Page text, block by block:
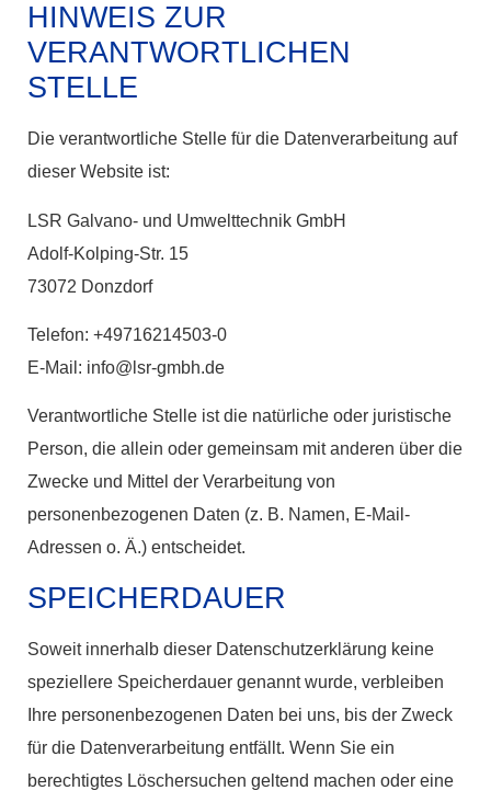
HINWEIS ZUR
VERANTWORTLICHEN
STELLE
Die verantwortliche Stelle für die Datenverarbeitung auf
dieser Website ist:
LSR Galvano- und Umwelttechnik GmbH
Adolf-Kolping-Str. 15
73072 Donzdorf
Telefon: +49716214503-0
E-Mail: info@lsr-gmbh.de
Verantwortliche Stelle ist die natürliche oder juristische
Person, die allein oder gemeinsam mit anderen über die
Zwecke und Mittel der Verarbeitung von
personenbezogenen Daten (z. B. Namen, E-Mail-
Adressen o. Ä.) entscheidet.
SPEICHERDAUER
Soweit innerhalb dieser Datenschutzerklärung keine
speziellere Speicherdauer genannt wurde, verbleiben
Ihre personenbezogenen Daten bei uns, bis der Zweck
für die Datenverarbeitung entfällt. Wenn Sie ein
berechtigtes Löschersuchen geltend machen oder eine